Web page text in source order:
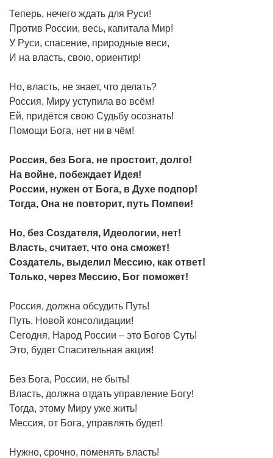
Теперь, нечего ждать для Руси!
Против России, весь, капитала Мир!
У Руси, спасение, природные веси,
И на власть, свою, ориентир!
Но, власть, не знает, что делать?
Россия, Миру уступила во всём!
Ей, придётся свою Судьбу осознать!
Помощи Бога, нет ни в чём!
Россия, без Бога, не простоит, долго!
На войне, побеждает Идея!
России, нужен от Бога, в Духе подпор!
Тогда, Она не повторит, путь Помпеи!
Но, без Создателя, Идеологии, нет!
Власть, считает, что она сможет!
Создатель, выделил Мессию, как ответ!
Только, через Мессию, Бог поможет!
Россия, должна обсудить Путь!
Путь, Новой консолидации!
Сегодня, Народ России – это Богов Суть!
Это, будет Спасительная акция!
Без Бога, России, не быть!
Власть, должна отдать управление Богу!
Тогда, этому Миру уже жить!
Мессия, от Бога, управлять будет!
Нужно, срочно, поменять власть!